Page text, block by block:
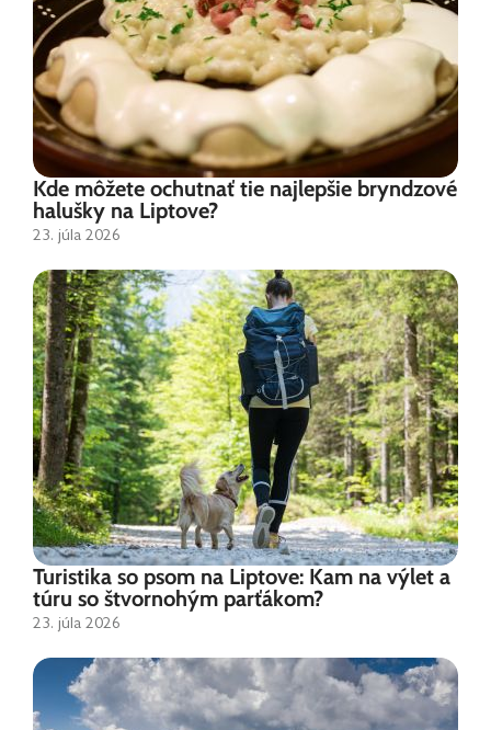
Kde môžete ochutnať tie najlepšie bryndzové
halušky na Liptove?
23. júla 2026
Turistika so psom na Liptove: Kam na výlet a
túru so štvornohým parťákom?
23. júla 2026